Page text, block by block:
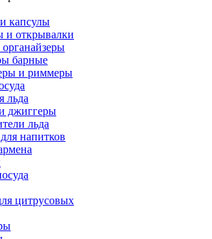
капсулы
открывалки
барные
и риммеры
льда
джиггеры
льда
напитков
цитрусовых